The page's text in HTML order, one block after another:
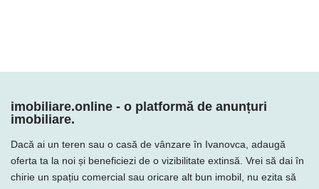
imobiliare.online - o platformă de anunțuri
imobiliare.
Dacă ai un teren sau o casă de vânzare în Ivanovca, adaugă
oferta ta la noi și beneficiezi de o vizibilitate extinsă. Vrei să dai în
chirie un spațiu comercial sau oricare alt bun imobil, nu ezita să